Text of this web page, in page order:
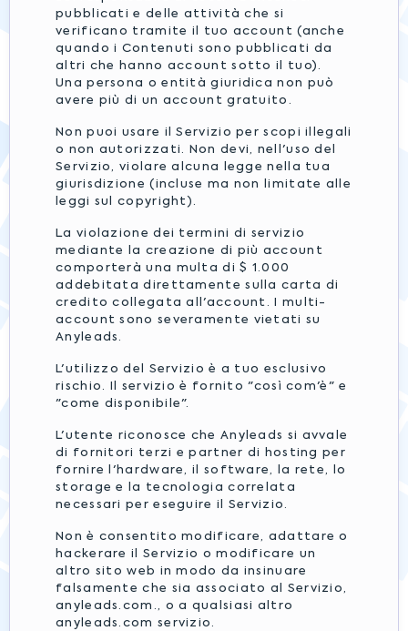
pubblicati e delle attività che si
verificano tramite il tuo account (anche
quando i Contenuti sono pubblicati da
altri che hanno account sotto il tuo).
Una persona o entità giuridica non può
avere più di un account gratuito.
Non puoi usare il Servizio per scopi illegali
o non autorizzati. Non devi, nell'uso del
Servizio, violare alcuna legge nella tua
giurisdizione (incluse ma non limitate alle
leggi sul copyright).
La violazione dei termini di servizio
mediante la creazione di più account
comporterà una multa di $ 1.000
addebitata direttamente sulla carta di
credito collegata all'account. I multi-
account sono severamente vietati su
Anyleads.
L'utilizzo del Servizio è a tuo esclusivo
rischio. Il servizio è fornito "così com'è" e
"come disponibile".
L'utente riconosce che Anyleads si avvale
di fornitori terzi e partner di hosting per
fornire l'hardware, il software, la rete, lo
storage e la tecnologia correlata
necessari per eseguire il Servizio.
Non è consentito modificare, adattare o
hackerare il Servizio o modificare un
altro sito web in modo da insinuare
falsamente che sia associato al Servizio,
anyleads.com., o a qualsiasi altro
anyleads.com servizio.